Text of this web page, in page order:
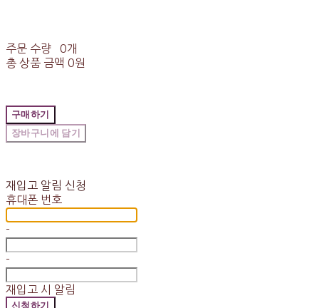
주문 수량
0개
총 상품 금액 0원
구매하기
장바구니에 담기
재입고 알림 신청
휴대폰 번호
-
-
재입고 시 알림